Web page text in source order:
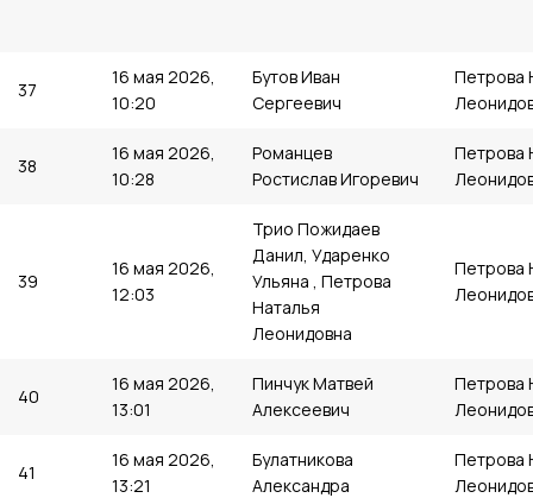
37
16 мая 2026,
10:20
Бутов Иван
Сергеевич
Петрова
38
16 мая 2026,
10:28
Романцев
Ростислав Игоревич
Петрова
39
16 мая 2026,
12:03
Трио Пожидаев
Данил, Ударенко
Ульяна , Петрова
Наталья
Леонидовна
Петрова
40
16 мая 2026,
13:01
Пинчук Матвей
Алексеевич
Петрова
41
16 мая 2026,
13:21
Булатникова
Александра
Петрова